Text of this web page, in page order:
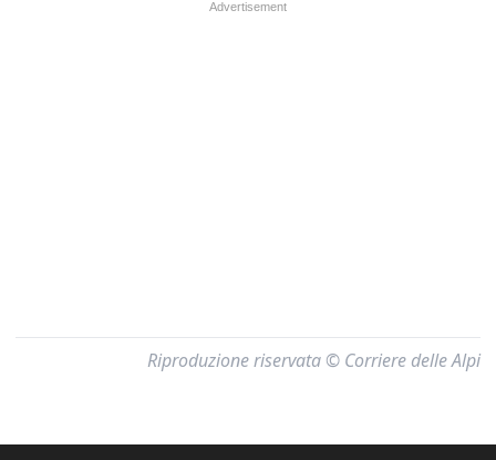
Riproduzione riservata © Corriere delle Alpi